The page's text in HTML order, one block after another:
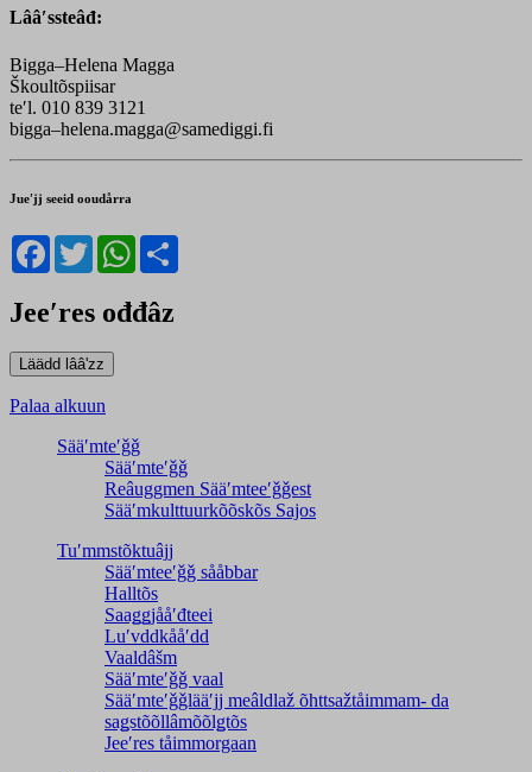
Lââʹssteâđ:
Bigga–Helena Magga
Škoultõspiisar
teʹl. 010 839 3121
bigga–helena.magga@samediggi.fi
Jueʹjj seeid ooudårra
Facebook
TwitterWhatsApp
Jeeʹres ođđâz
Palaa alkuun
Sääʹmteʹǧǧ
Sääʹmteʹǧǧ
Reâuggmen Sääʹmteeʹǧǧest
Sääʹmkulttuurkõõskõs Sajos
Tuʹmmstõktuâjj
Sääʹmteeʹǧǧ sååbbar
Halltõs
Saaǥǥjååʹđteei
Luʹvddkååʹdd
Vaaldâšm
Sääʹmteʹǧǧ vaal
Sääʹmteʹǧǧlääʹjj meâldlaž õhttsažtåimmam- da
saǥstõõllâmõõlǥtõs
Jeeʹres tåimmorgaan